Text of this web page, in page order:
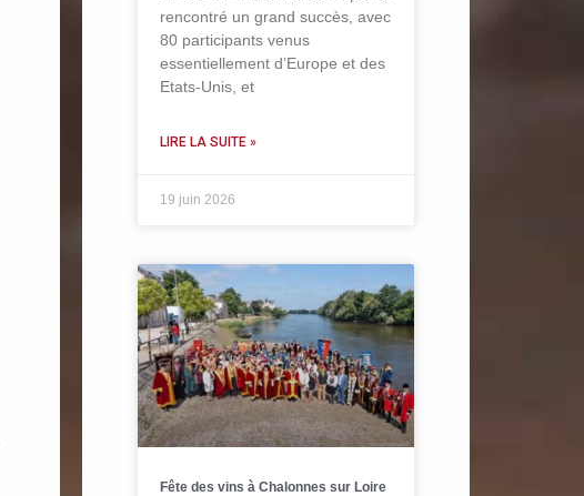
rencontré un grand succès, avec
80 participants venus
essentiellement d’Europe et des
Etats-Unis, et
LIRE LA SUITE »
19 juin 2026
Fête des vins à Chalonnes sur Loire